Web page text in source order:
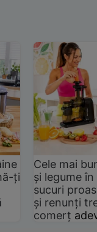
ți
Cele mai
și legume
sucuri
și renunți
comerț